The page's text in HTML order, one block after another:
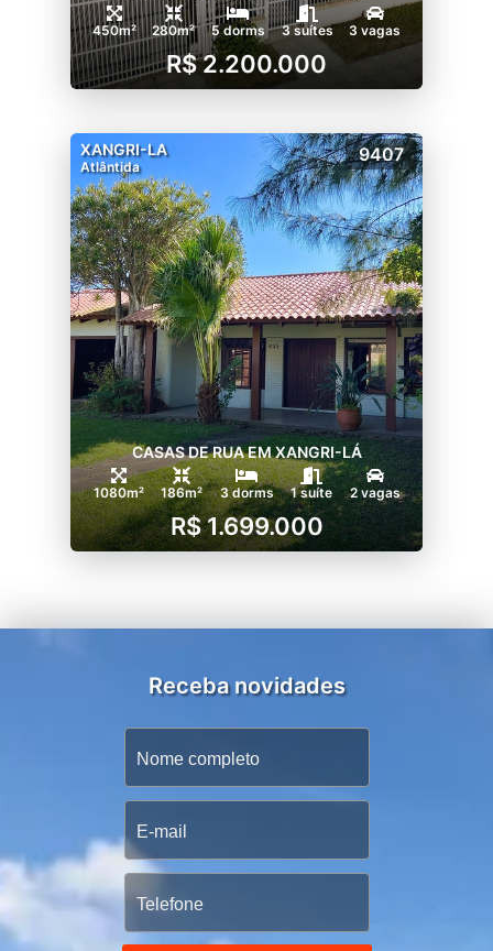
450m² 280m² 5 dorms 3 suítes 3 vagas
R$ 2.200.000
XANGRI-LA
Atlântida
9407
CASAS DE RUA EM XANGRI-LÁ
1080m² 186m² 3 dorms 1 suíte 2 vagas
R$ 1.699.000
Receba novidades